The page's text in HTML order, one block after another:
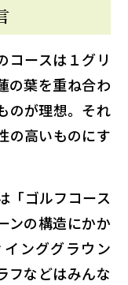
コースは１グリ
の葉を重ね合わ
のが理想。それ
の高いものにす
「ゴルフコース
ンの構造にかか
ンググラウン
フなどはみんな